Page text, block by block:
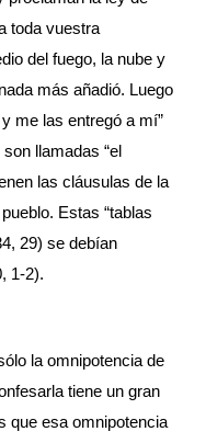
toda vuestra
del fuego, la nube y
más añadió. Luego
me las entregó a mí”
llamadas “el
las cláusulas de la
Estas “tablas
29) se debían
1-2).
la omnipotencia de
tiene un gran
que esa omnipotencia